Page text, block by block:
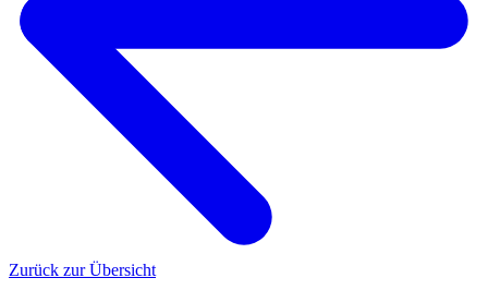
Zurück zur Übersicht